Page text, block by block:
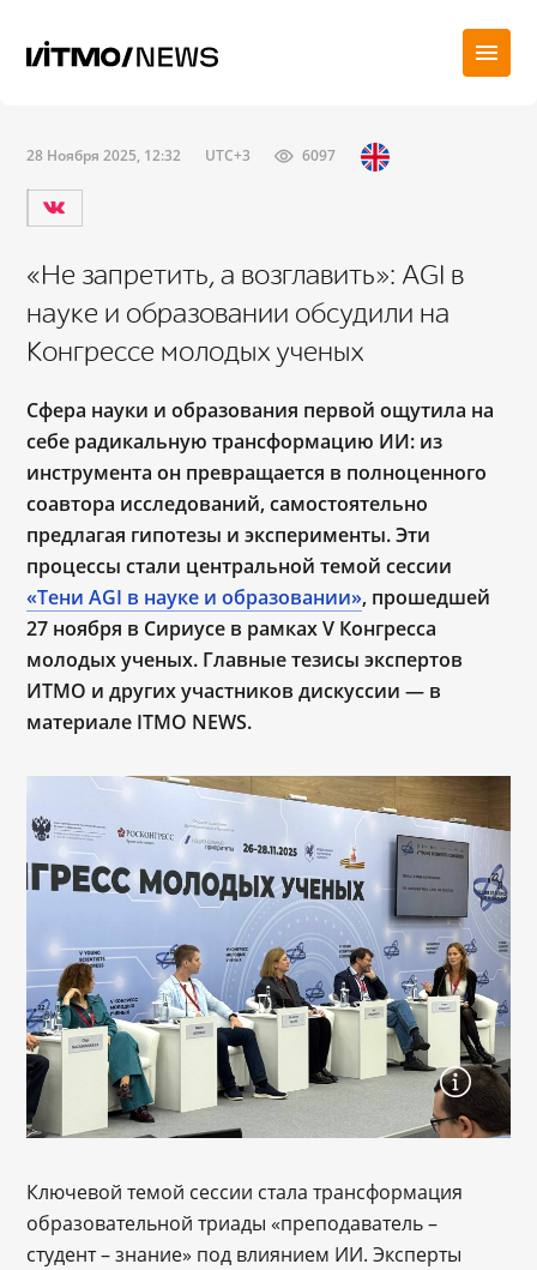
28 Ноября 2025, 12:32 UTC+3 6097
«Не запретить, а возглавить»: AGI в
науке и образовании обсудили на
Конгрессе молодых ученых
Сфера науки и образования первой ощутила на
себе радикальную трансформацию ИИ: из
инструмента он превращается в полноценного
соавтора исследований, самостоятельно
предлагая гипотезы и эксперименты. Эти
процессы стали центральной темой сессии
«Тени AGI в науке и образовании», прошедшей
27 ноября в Сириусе в рамках V Конгресса
молодых ученых. Главные тезисы экспертов
ИТМО и других участников дискуссии — в
материале ITMO NEWS.
Ключевой темой сессии стала трансформация
образовательной триады «преподаватель –
студент – знание» под влиянием ИИ. Эксперты